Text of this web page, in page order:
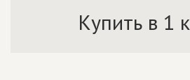
Купить в 1